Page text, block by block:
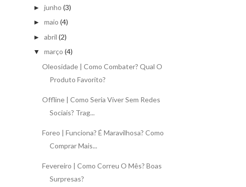
► junho (3)
► maio (4)
► abril (2)
▼ março (4)
Oleosidade | Como Combater? Qual O
Produto Favorito?
Offline | Como Seria Viver Sem Redes
Sociais? Trag...
Foreo | Funciona? É Maravilhosa? Como
Comprar Mais...
Fevereiro | Como Correu O Mês? Boas
Surpresas?